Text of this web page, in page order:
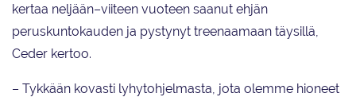
kertaa neljään–viiteen vuoteen saanut ehjän
peruskuntokauden ja pystynyt treenaamaan täysillä,
Ceder kertoo.
– Tykkään kovasti lyhytohjelmasta, jota olemme hioneet